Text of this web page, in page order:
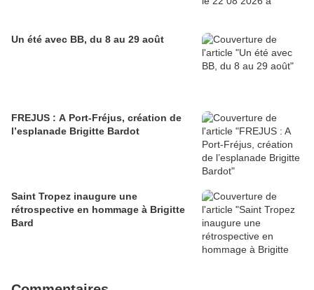
Un été avec BB, du 8 au 29 août
FREJUS : A Port-Fréjus, création de
l’esplanade Brigitte Bardot
Saint Tropez inaugure une
rétrospective en hommage à Brigitte
Bard